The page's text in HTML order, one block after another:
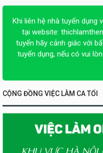
Khi liên hệ nhà tuyển dụng
tại website:
tuyển hãy cảnh giác với
tuyển dụng, nếu có vui
CỘNG ĐỒNG VIỆC LÀM CA TỐI